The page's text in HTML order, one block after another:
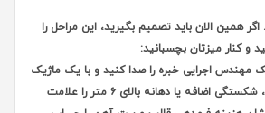
همین الان باید تصمیم بگیرید، این مراحل را
و کنار میزتان بچسبانید:
مهندس اجرایی خبره را صدا کنید و با یک ماژیک
قرمز، هر کنسول، شکستگی اضافه یا دهانه بالای ۶ متر را علامت